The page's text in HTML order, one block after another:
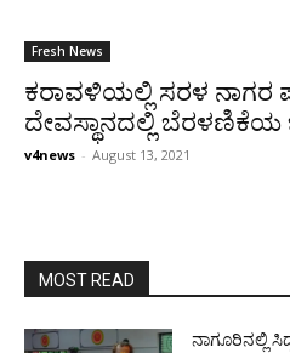
Fresh News
ಕರಾವಳಿಯಲ್ಲಿ ಸರಳ
ದೇವಸ್ಥಾನದಲ್ಲಿ ಬೆರಳಣಿಕೆಯ
v4news - August 13, 2021
MOST READ
ನಾಗೂರಿನಲ್ಲಿ